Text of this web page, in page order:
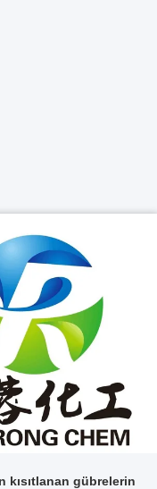
kısıtlanan gübrelerin